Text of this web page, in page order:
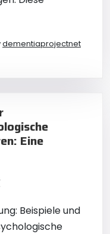
dementiaprojectnet
Eine
Beispiele und